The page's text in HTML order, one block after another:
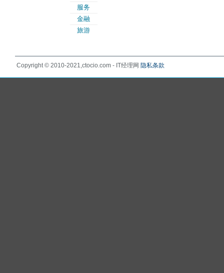
服务
金融
旅游
Copyright © 2010-2021,ctocio.com - IT经理网 隐私条款